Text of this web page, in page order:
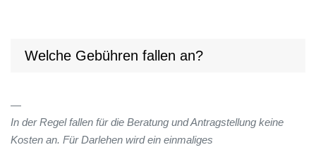
Welche Gebühren fallen an?
In der Regel fallen für die Beratung und Antragstellung keine
Kosten an. Für Darlehen wird ein einmaliges